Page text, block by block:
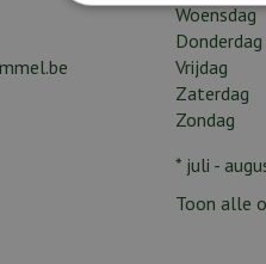
Woensdag
Donderdag
Vrijdag
Zaterdag
Zondag
* juli -
Toon alle